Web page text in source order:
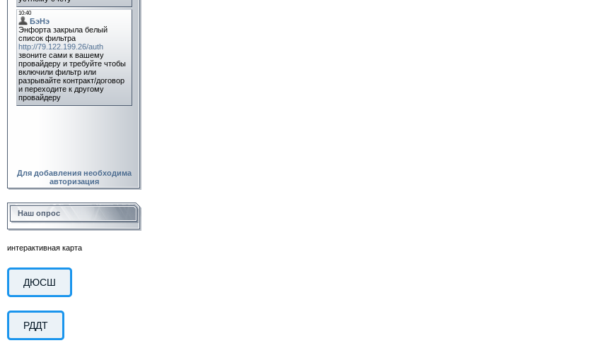
Для добавления необходима
авторизация
Наш опрос
интерактивная карта
ДЮСШ
РДДТ